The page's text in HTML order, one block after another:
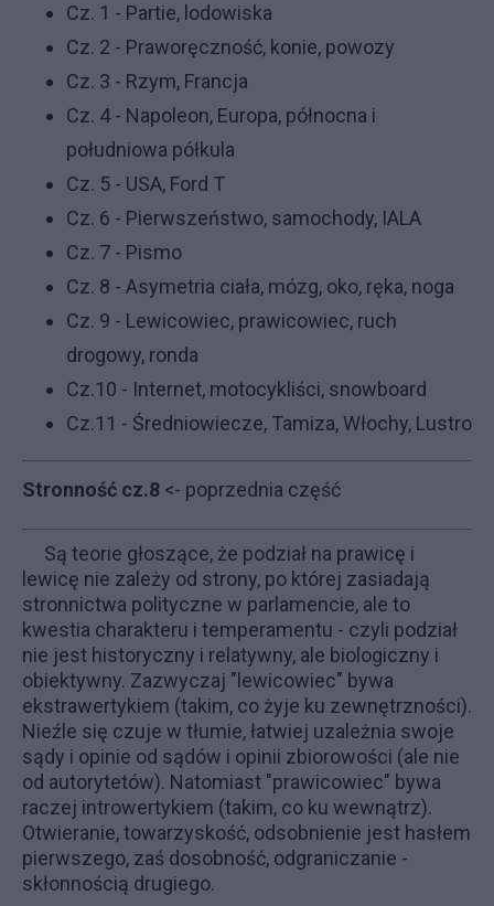
Cz. 1 - Partie, lodowiska
Cz. 2 - Praworęczność, konie, powozy
Cz. 3 - Rzym, Francja
Cz. 4 - Napoleon, Europa, północna i
południowa półkula
Cz. 5 - USA, Ford T
Cz. 6 - Pierwszeństwo, samochody, IALA
Cz. 7 - Pismo
Cz. 8 - Asymetria ciała, mózg, oko, ręka, noga
Cz. 9 - Lewicowiec, prawicowiec, ruch
drogowy, ronda
Cz.10 - Internet, motocykliści, snowboard
Cz.11 - Średniowiecze, Tamiza, Włochy, Lustro
Stronność cz.8 <- poprzednia część
Są teorie głoszące, że podział na prawicę i
lewicę nie zależy od strony, po której zasiadają
stronnictwa polityczne w parlamencie, ale to
kwestia charakteru i temperamentu - czyli podział
nie jest historyczny i relatywny, ale biologiczny i
obiektywny. Zazwyczaj "lewicowiec" bywa
ekstrawertykiem (takim, co żyje ku zewnętrzności).
Nieźle się czuje w tłumie, łatwiej uzależnia swoje
sądy i opinie od sądów i opinii zbiorowości (ale nie
od autorytetów). Natomiast "prawicowiec" bywa
raczej introwertykiem (takim, co ku wewnątrz).
Otwieranie, towarzyskość, odsobnienie jest hasłem
pierwszego, zaś dosobność, odgraniczanie -
skłonnością drugiego.